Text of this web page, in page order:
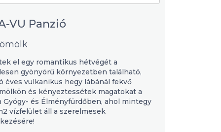
VU Panzió
el egy romantikus hétvégét a
gyönyörű környezetben található,
éves vulkanikus hegy lábánál fekvő
és kényeztessétek magatokat a
Gyógy- és Élményfürdőben, ahol mintegy
vízfelület áll a szerelmesek